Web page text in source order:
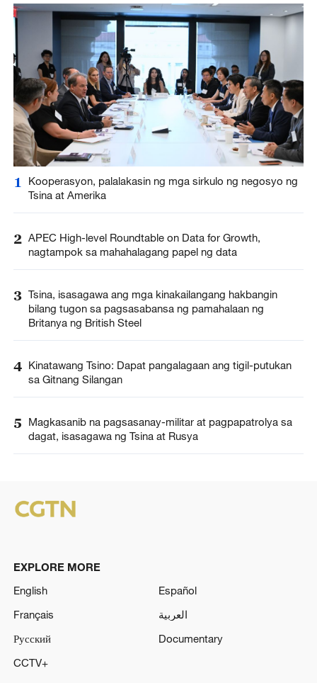
1
Kooperasyon, palalakasin ng mga sirkulo ng negosyo ng
Tsina at Amerika
2 APEC High-level Roundtable on Data for Growth,
nagtampok sa mahahalagang papel ng data
3 Tsina, isasagawa ang mga kinakailangang hakbangin
bilang tugon sa pagsasabansa ng pamahalaan ng
Britanya ng British Steel
4 Kinatawang Tsino: Dapat pangalagaan ang tigil-putukan
sa Gitnang Silangan
5
Magkasanib na pagsasanay-militar at pagpapatrolya sa
dagat, isasagawa ng Tsina at Rusya
EXPLORE MORE
English
Español
Français
العربية
Русский
Documentary
CCTV+